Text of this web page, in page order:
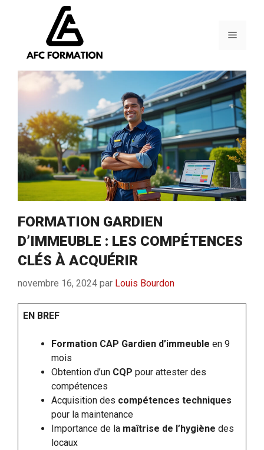
Menu
FORMATION GARDIEN
D’IMMEUBLE : LES COMPÉTENCES
CLÉS À ACQUÉRIR
novembre 16, 2024 par Louis Bourdon
EN BREF
Formation CAP Gardien d’immeuble en 9
mois
Obtention d’un CQP pour attester des
compétences
Acquisition des compétences techniques
pour la maintenance
Importance de la maîtrise de l’hygiène des
locaux